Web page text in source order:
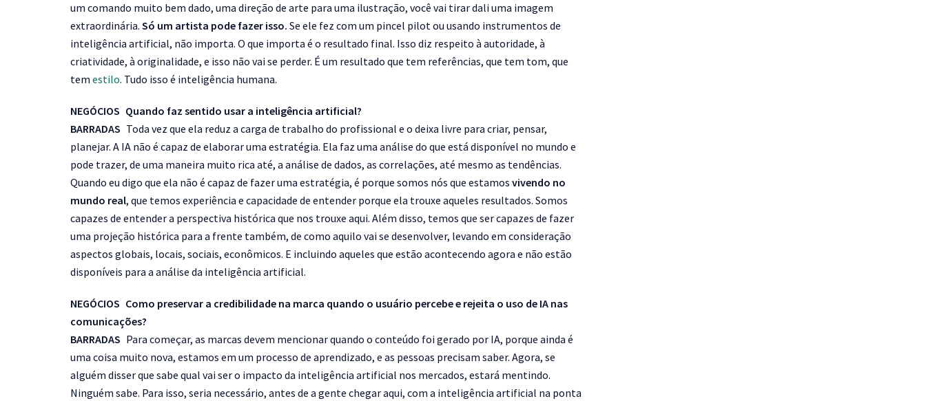
um comando muito bem dado, uma direção de arte para uma ilustração, você vai tirar dali uma imagem
extraordinária. Só um artista pode fazer isso. Se ele fez com um pincel pilot ou usando instrumentos de
inteligência artificial, não importa. O que importa é o resultado final. Isso diz respeito à autoridade, à
criatividade, à originalidade, e isso não vai se perder. É um resultado que tem referências, que tem tom, que
tem estilo. Tudo isso é inteligência humana.
NEGÓCIOS Quando faz sentido usar a inteligência artificial?
BARRADAS Toda vez que ela reduz a carga de trabalho do profissional e o deixa livre para criar, pensar,
planejar. A IA não é capaz de elaborar uma estratégia. Ela faz uma análise do que está disponível no mundo e
pode trazer, de uma maneira muito rica até, a análise de dados, as correlações, até mesmo as tendências.
Quando eu digo que ela não é capaz de fazer uma estratégia, é porque somos nós que estamos vivendo no
mundo real, que temos experiência e capacidade de entender porque ela trouxe aqueles resultados. Somos
capazes de entender a perspectiva histórica que nos trouxe aqui. Além disso, temos que ser capazes de fazer
uma projeção histórica para a frente também, de como aquilo vai se desenvolver, levando em consideração
aspectos globais, locais, sociais, econômicos. E incluindo aqueles que estão acontecendo agora e não estão
disponíveis para a análise da inteligência artificial.
NEGÓCIOS Como preservar a credibilidade na marca quando o usuário percebe e rejeita o uso de IA nas
comunicações?
BARRADAS Para começar, as marcas devem mencionar quando o conteúdo foi gerado por IA, porque ainda é
uma coisa muito nova, estamos em um processo de aprendizado, e as pessoas precisam saber. Agora, se
alguém disser que sabe qual vai ser o impacto da inteligência artificial nos mercados, estará mentindo.
Ninguém sabe. Para isso, seria necessário, antes de a gente chegar aqui, com a inteligência artificial na ponta